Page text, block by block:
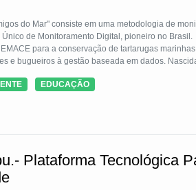
do Mar" consiste em uma metodologia de
de Monitoramento Digital, pioneiro no Brasil.
para a conservação de tartarugas
e bugueiros à gestão baseada em dados.
iniciativa já monitorou 319 ninhos e registrou o
EDUCAÇÃO
Plataforma Tecnológica